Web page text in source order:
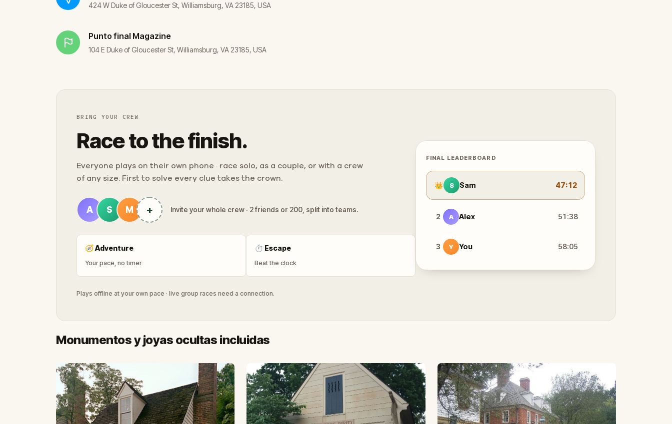
424 W Duke of Gloucester St, Williamsburg, VA 23185, USA
Punto final Magazine
104 E Duke of Gloucester St, Williamsburg, VA 23185, USA
BRING YOUR CREW
Race to the finish.
Everyone plays on their own phone · race solo, as a couple, or with a crew
of any size. First to solve every clue takes the crown.
A S M + Invite your whole crew · 2 friends or 200, split into teams.
🧭Adventure
Your pace, no timer
⏱ Escape
Beat the clock
Plays offline at your own pace · live group races need a connection.
FINAL LEADERBOARD
👑 S Sam 47:12
2 A Alex 51:38
3 Y You 58:05
Monumentos y joyas ocultas incluidas